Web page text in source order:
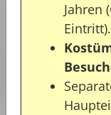
Jahren
Eintritt).